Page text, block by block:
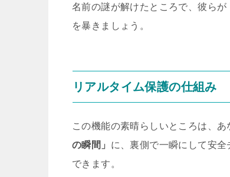
名前の謎が解けたところで、彼ら
を暴きましょう。
リアルタイム保護の仕組み
この機能の素晴らしいところは、
の瞬間」 に、裏側で一瞬にして安
できます。